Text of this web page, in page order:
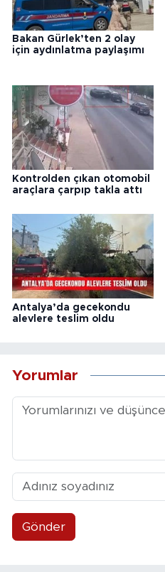
Bakan Gürlek’ten 2 olay
için aydınlatma paylaşımı
Kontrolden çıkan otomobil
araçlara çarpıp takla attı
Antalya’da gecekondu
alevlere teslim oldu
Yorumlar
Gönder